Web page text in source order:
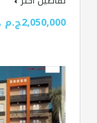
2,050,000ج.م جنيها